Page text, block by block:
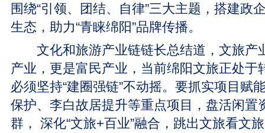
围绕“引领、团结、自律”三大主题，搭建政
生态，助力“青睐绵阳”品牌传播。
文化和旅游产业链链长总结道，文旅产
产业，更是富民产业，当前绵阳文旅正处于
必须坚持“建圈强链”不动摇。要抓实项目赋
保护、李白故居提升等重点项目，盘活闲置
群， 深化“文旅+百业”融合，跳出文旅看文